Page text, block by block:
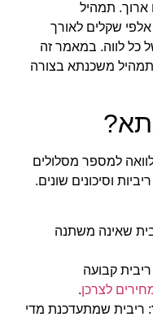
ארוך. תמהיל
שקלים לאורך
כל לווה. במאמר זה
תמהיל משכנתא בצורה
למספר מסלולים
וסיכונים שונים.
שאינה משתנה
ריבית קבועה
לצרכן.
: ריבית שמתעדכנת מדי